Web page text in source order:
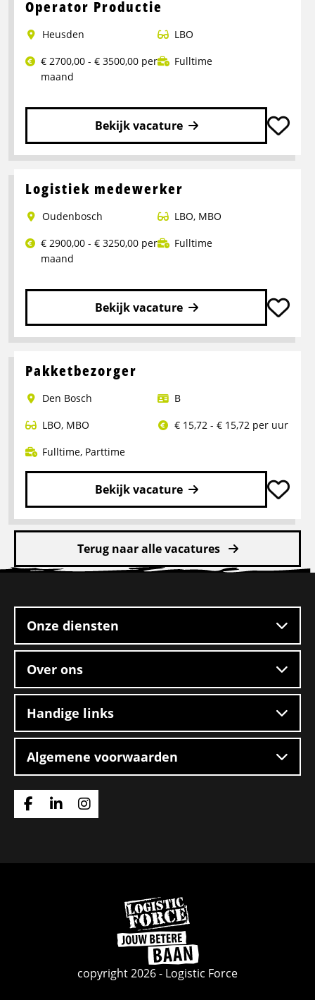
Operator Productie
Heusden
LBO
€ 2700,00 - € 3500,00 per
maand
Fulltime
Bekijk vacature
Lees
over
Operator
Productie
Logistiek medewerker
Oudenbosch LBO, MBO
€ 2900,00 - € 3250,00 per
maand
Fulltime
Bekijk vacature
Lees
over
medewerker
Pakketbezorger
Den Bosch
B
LBO, MBO
€ 15,72 - € 15,72 per uur
Fulltime, Parttime
Bekijk vacature
Lees
meer
Pakketbezorger
Terug naar alle vacatures
footer
Onze diensten
Over ons
Handige links
Algemene voorwaarden
Ga
Ga
Ga
Ga
naar
de
homepage
copyright 2026 - Logistic Force